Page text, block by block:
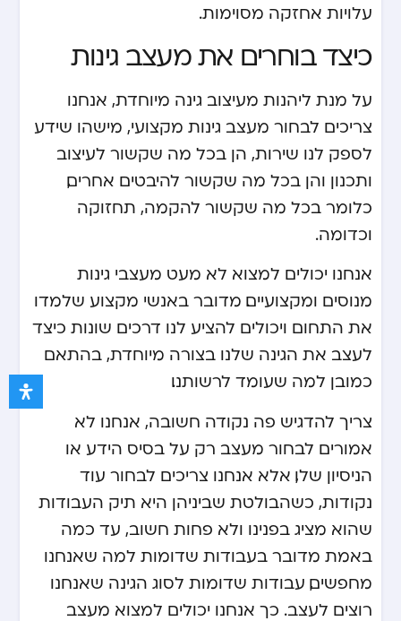
עלויות אחזקה מסוימות.
כיצד בוחרים את מעצב גינות
על מנת ליהנות מעיצוב גינה מיוחדת, אנחנו
צריכים לבחור מעצב גינות מקצועי, מישהו שידע
לספק לנו שירות, הן בכל מה שקשור לעיצוב
ותכנון והן בכל מה שקשור להיבטים אחרים,
כלומר בכל מה שקשור להקמה, תחזוקה
וכדומה.
אנחנו יכולים למצוא לא מעט מעצבי גינות
מנוסים ומקצועיים. מדובר באנשי מקצוע שלמדו
את התחום ויכולים להציע לנו דרכים שונות כיצד
לעצב את הגינה שלנו בצורה מיוחדת, בהתאם
כמובן למה שעומד לרשותנו.
צריך להדגיש פה נקודה חשובה, אנחנו לא
אמורים לבחור מעצב רק על בסיס הידע או
הניסיון שלו, אלא אנחנו צריכים לבחור עוד
נקודות, כשהבולטת שביניהן היא תיק העבודות
שהוא מציג בפנינו ולא פחות חשוב, עד כמה
באמת מדובר בעבודות שדומות למה שאנחנו
מחפשים, עבודות שדומות לסוג הגינה שאנחנו
רוצים לעצב. כך אנחנו יכולים למצוא מעצב